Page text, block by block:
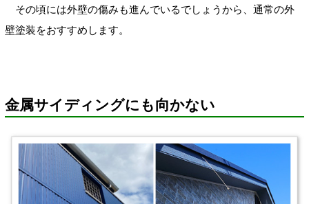
その頃には外壁の傷みも進んでいるでしょうから、通常の外
壁塗装をおすすめします。
金属サイディングにも向かない